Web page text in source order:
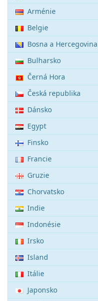
Arménie
Belgie
Bosna a Hercegovina
Bulharsko
Černá Hora
Česká republika
Dánsko
Egypt
Finsko
Francie
Gruzie
Chorvatsko
Indie
Indonésie
Irsko
Island
Itálie
Japonsko